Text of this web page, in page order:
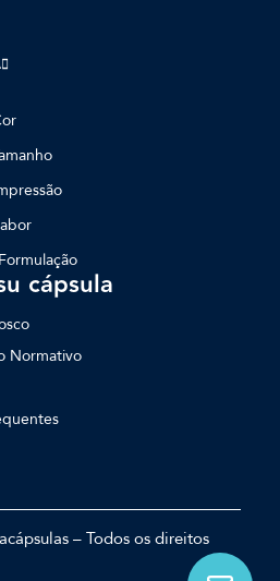
cápsula
Normativo
– Todos os direitos